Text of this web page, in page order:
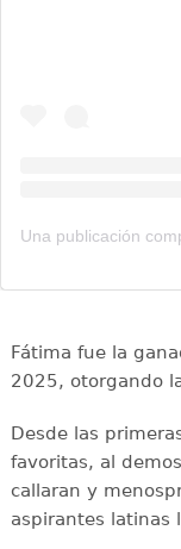
Fátima fue la
2025, otorgando
Desde las
favoritas, al
callaran y
aspirantes latinas